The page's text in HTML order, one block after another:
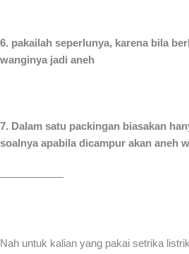
6. pakailah seperlunya, karena bila
wanginya jadi aneh
7. Dalam satu packingan biasakan
soalnya apabila dicampur akan aneh
——————
Nah untuk kalian yang pakai setrika